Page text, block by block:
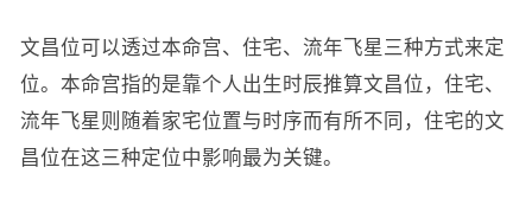
文昌位可以透过本命宫、住宅、流年飞星三种方式来定
位。本命宫指的是靠个人出生时辰推算文昌位，住宅、
流年飞星则随着家宅位置与时序而有所不同，住宅的文
昌位在这三种定位中影响最为关键。